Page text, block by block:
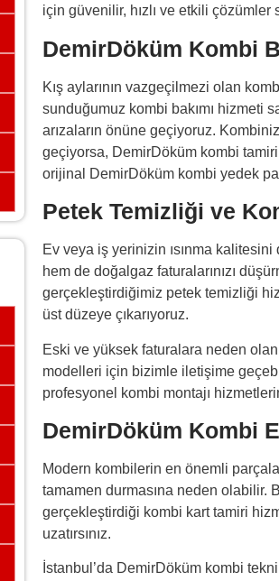
için güvenilir, hızlı ve etkili çözümler
DemirDöküm Kombi
Kış aylarının vazgeçilmezi olan
sunduğumuz kombi bakımı hizmeti
arızaların önüne geçiyoruz.
geçiyorsa, DemirDöküm kombi tamiri
orijinal DemirDöküm kombi yedek
Petek Temizliği ve
Ev veya iş yerinizin ısınma
hem de doğalgaz faturalarınızı
gerçekleştirdiğimiz petek temizliği
üst düzeye çıkarıyoruz.
Eski ve yüksek faturalara neden
modelleri için bizimle iletişime
profesyonel kombi montajı
DemirDöküm Kombi
Modern kombilerin en önemli
tamamen durmasına neden olabilir.
gerçekleştirdiği kombi kart tamiri
uzatırsınız.
İstanbul’da DemirDöküm kombi